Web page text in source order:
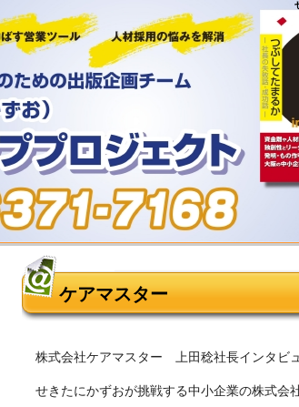
ケアマスター
株式会社ケアマスター 上田稔社長インタビ
せきたにかずおが挑戦する中小企業の株式会